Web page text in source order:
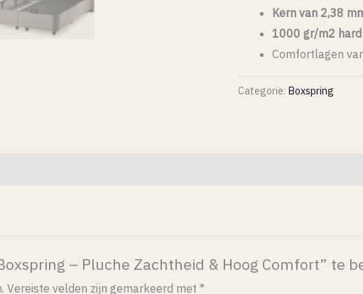
Kern van 2,38
1000 gr/m2
Comfortlagen
Categorie: Boxspring
– Pluche Zachtheid & Hoog Comfort” te
Vereiste velden zijn gemarkeerd met *